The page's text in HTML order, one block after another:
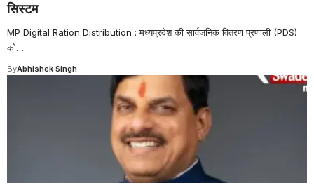
सिस्टम
MP Digital Ration Distribution : मध्यप्रदेश की सार्वजनिक वितरण प्रणाली (PDS)
को…
ByAbhishek Singh